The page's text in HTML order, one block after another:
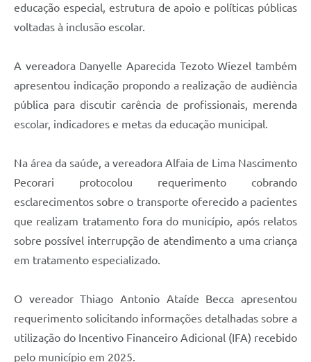
educação especial, estrutura de apoio e políticas públicas
voltadas à inclusão escolar.
A vereadora Danyelle Aparecida Tezoto Wiezel também
apresentou indicação propondo a realização de audiência
pública para discutir carência de profissionais, merenda
escolar, indicadores e metas da educação municipal.
Na área da saúde, a vereadora Alfaia de Lima Nascimento
Pecorari protocolou requerimento cobrando
esclarecimentos sobre o transporte oferecido a pacientes
que realizam tratamento fora do município, após relatos
sobre possível interrupção de atendimento a uma criança
em tratamento especializado.
O vereador Thiago Antonio Ataíde Becca apresentou
requerimento solicitando informações detalhadas sobre a
utilização do Incentivo Financeiro Adicional (IFA) recebido
pelo município em 2025.